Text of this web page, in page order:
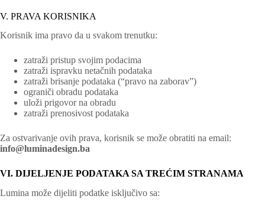
V. PRAVA KORISNIKA
Korisnik ima pravo da u svakom trenutku:
zatraži pristup svojim podacima
zatraži ispravku netačnih podataka
zatraži brisanje podataka (“pravo na zaborav”)
ograniči obradu podataka
uloži prigovor na obradu
zatraži prenosivost podataka
Za ostvarivanje ovih prava, korisnik se može obratiti na email:
info@luminadesign.ba
VI. DIJELJENJE PODATAKA SA TREĆIM STRANAMA
Lumina može dijeliti podatke isključivo sa: